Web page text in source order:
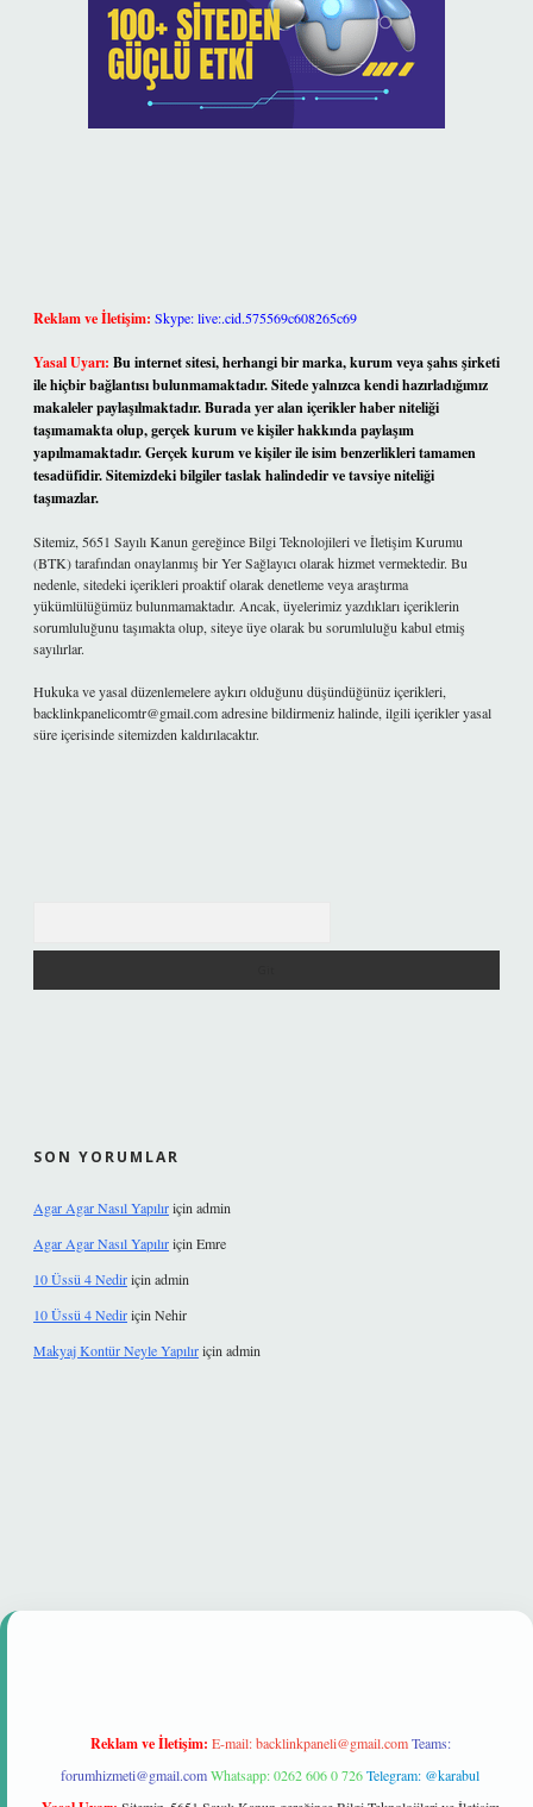
Reklam ve İletişim: Skype: live:.cid.575569c608265c69
Yasal Uyarı: Bu internet sitesi, herhangi bir marka, kurum veya şahıs şirketi
ile hiçbir bağlantısı bulunmamaktadır. Sitede yalnızca kendi hazırladığımız
makaleler paylaşılmaktadır. Burada yer alan içerikler haber niteliği
taşımamakta olup, gerçek kurum ve kişiler hakkında paylaşım
yapılmamaktadır. Gerçek kurum ve kişiler ile isim benzerlikleri tamamen
tesadüfidir. Sitemizdeki bilgiler taslak halindedir ve tavsiye niteliği
taşımazlar.
Sitemiz, 5651 Sayılı Kanun gereğince Bilgi Teknolojileri ve İletişim Kurumu
(BTK) tarafından onaylanmış bir Yer Sağlayıcı olarak hizmet vermektedir. Bu
nedenle, sitedeki içerikleri proaktif olarak denetleme veya araştırma
yükümlülüğümüz bulunmamaktadır. Ancak, üyelerimiz yazdıkları içeriklerin
sorumluluğunu taşımakta olup, siteye üye olarak bu sorumluluğu kabul etmiş
sayılırlar.
Hukuka ve yasal düzenlemelere aykırı olduğunu düşündüğünüz içerikleri,
backlinkpanelicomtr@gmail.comadresine bildirmeniz halinde, ilgili içerikler yasal
süre içerisinde sitemizden kaldırılacaktır.
SON YORUMLAR
Agar Agar Nasıl Yapılıriçin admin
Agar Agar Nasıl Yapılıriçin Emre
10 Üssü 4 Nediriçin admin
10 Üssü 4 Nediriçin Nehir
Makyaj Kontür Neyle Yapılıriçin admin
mi
Reklam ve İletişim: E-mail:backlinkpaneli@gmail.com Teams:
forumhizmeti@gmail.comWhatsapp: 0262 606 0 726Telegram: @karabul